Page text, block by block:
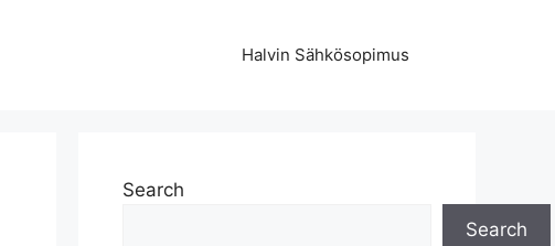
Halvin Sähkösopimus
Search
Search